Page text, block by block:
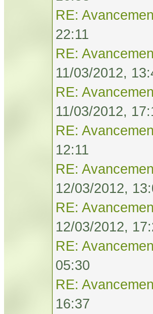
RE:
22:11
RE:
11/03/2012,
RE:
11/03/2012,
RE:
12:11
RE:
12/03/2012,
RE:
12/03/2012,
RE:
05:30
RE:
16:37